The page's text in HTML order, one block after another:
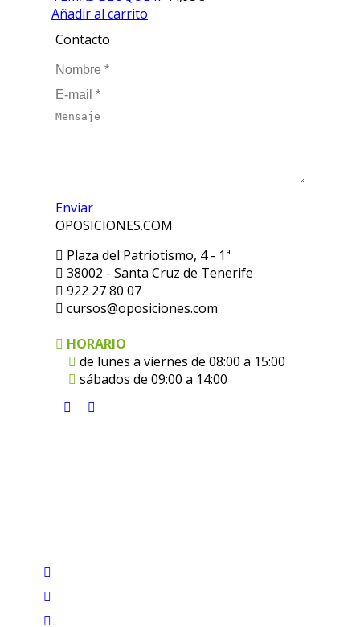
Añadir al carrito
Contacto
Nombre *
E-mail *
Mensaje
Enviar
OPOSICIONES.COM
Plaza del Patriotismo, 4 - 1ª
38002 - Santa Cruz de Tenerife
922 27 80 07
cursos@oposiciones.com
HORARIO
de lunes a viernes de 08:00 a 15:00
sábados de 09:00 a 14:00
Encuéntranos en:
Facebook
X